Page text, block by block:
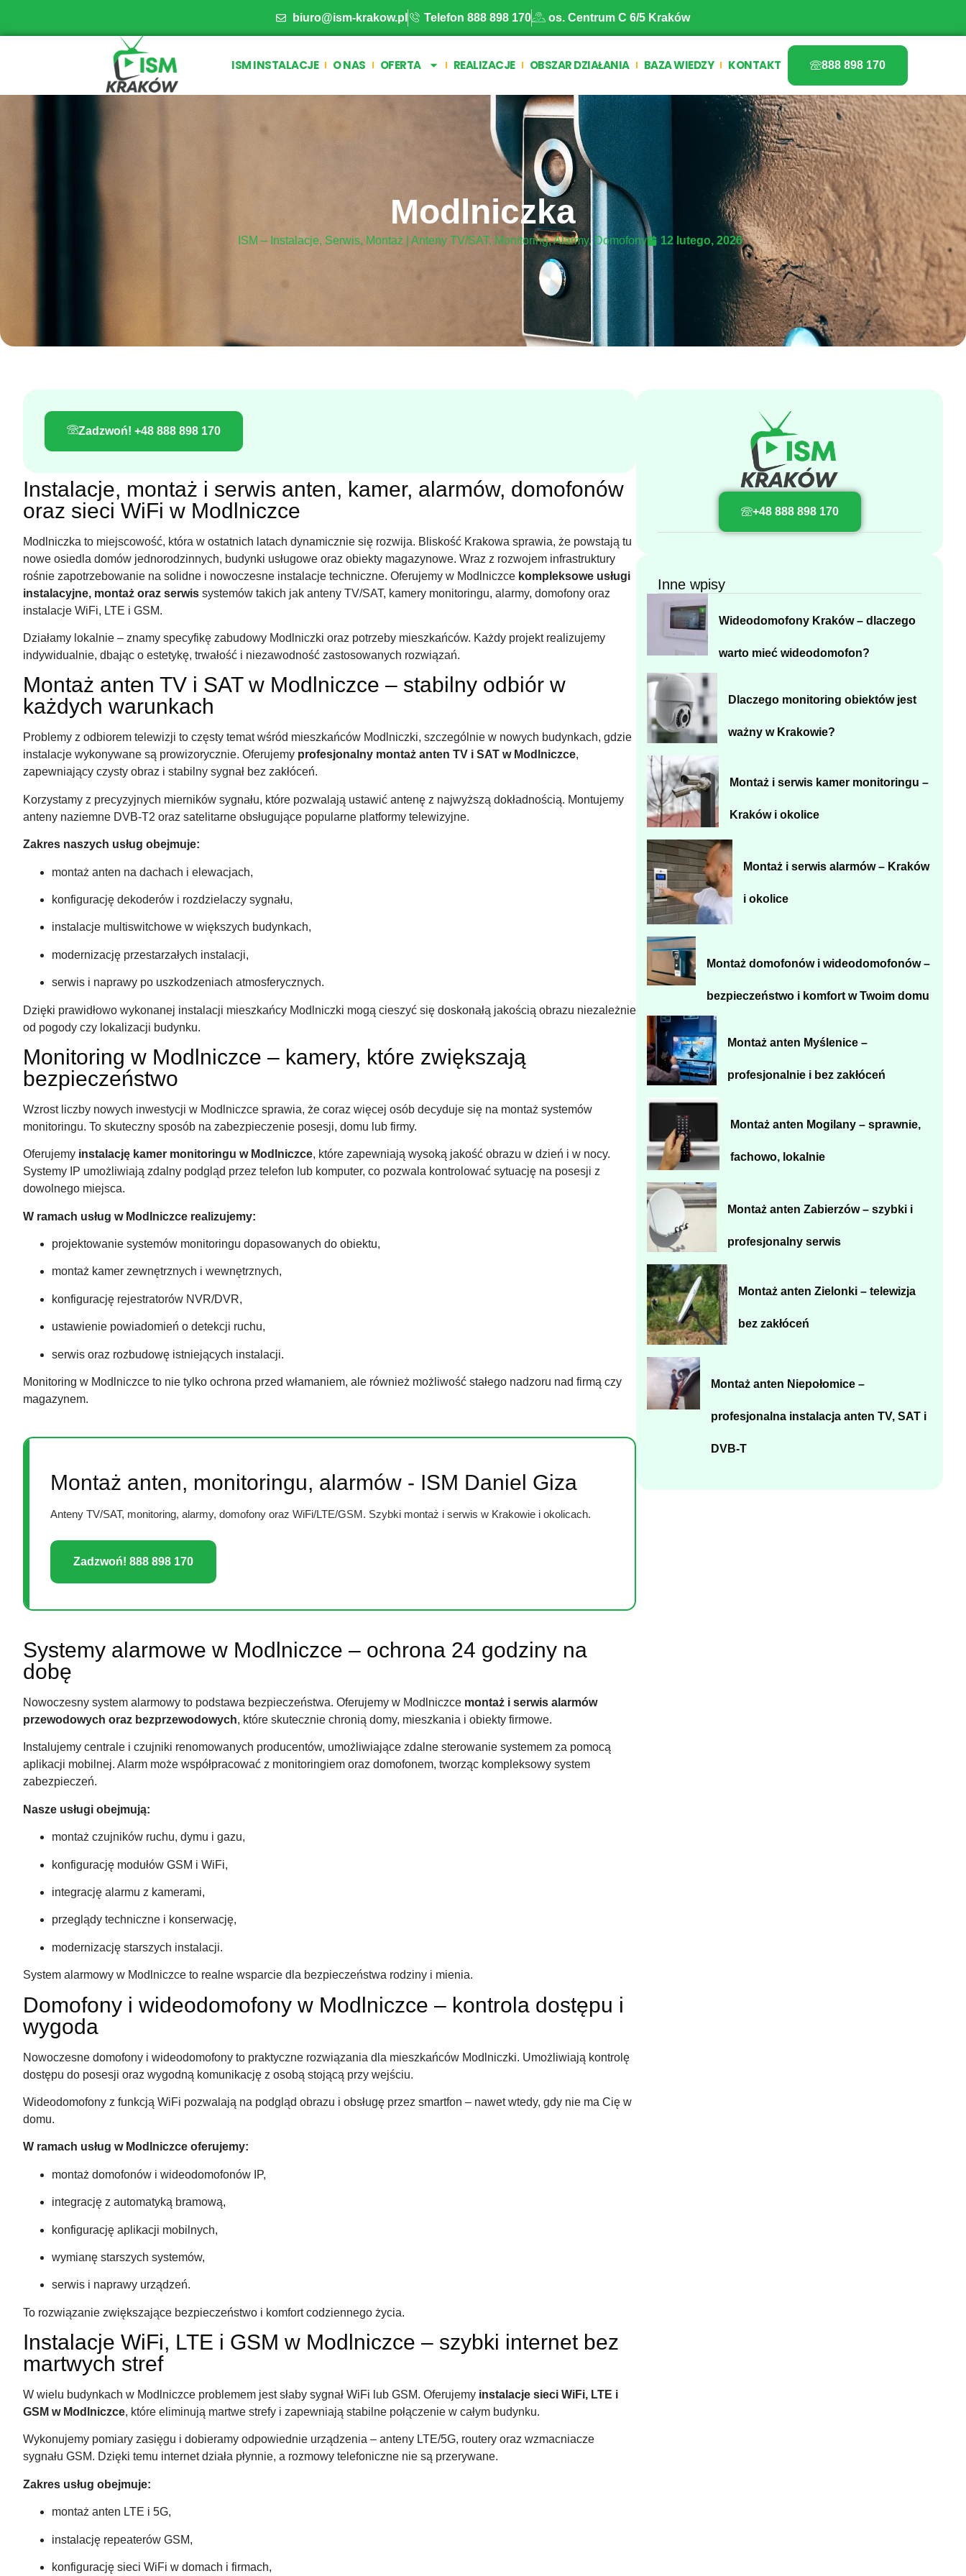
biuro@ism-krakow.pl Telefon 888 898 170 os. Centrum C 6/5 Kraków
ISM INSTALACJE O NAS OFERTA REALIZACJE OBSZAR DZIAŁANIA BAZA WIEDZY KONTAKT 888 898 170
Modlniczka
ISM – Instalacje, Serwis, Montaż | Anteny TV/SAT, Monitoring, Alarmy, Domofony 12 lutego, 2026
Zadzwoń! +48 888 898 170
Instalacje, montaż i serwis anten, kamer, alarmów, domofonów
oraz sieci WiFi w Modlniczce
Modlniczka to miejscowość, która w ostatnich latach dynamicznie się rozwija. Bliskość Krakowa sprawia, że powstają tu
nowe osiedla domów jednorodzinnych, budynki usługowe oraz obiekty magazynowe. Wraz z rozwojem infrastruktury
rośnie zapotrzebowanie na solidne i nowoczesne instalacje techniczne. Oferujemy w Modlniczce kompleksowe usługi
instalacyjne, montaż oraz serwis systemów takich jak anteny TV/SAT, kamery monitoringu, alarmy, domofony oraz
instalacje WiFi, LTE i GSM.
Działamy lokalnie – znamy specyfikę zabudowy Modlniczki oraz potrzeby mieszkańców. Każdy projekt realizujemy
indywidualnie, dbając o estetykę, trwałość i niezawodność zastosowanych rozwiązań.
Montaż anten TV i SAT w Modlniczce – stabilny odbiór w
każdych warunkach
Problemy z odbiorem telewizji to częsty temat wśród mieszkańców Modlniczki, szczególnie w nowych budynkach, gdzie
instalacje wykonywane są prowizorycznie. Oferujemy profesjonalny montaż anten TV i SAT w Modlniczce,
zapewniający czysty obraz i stabilny sygnał bez zakłóceń.
Korzystamy z precyzyjnych mierników sygnału, które pozwalają ustawić antenę z najwyższą dokładnością. Montujemy
anteny naziemne DVB-T2 oraz satelitarne obsługujące popularne platformy telewizyjne.
Zakres naszych usług obejmuje:
montaż anten na dachach i elewacjach,
konfigurację dekoderów i rozdzielaczy sygnału,
instalacje multiswitchowe w większych budynkach,
modernizację przestarzałych instalacji,
serwis i naprawy po uszkodzeniach atmosferycznych.
Dzięki prawidłowo wykonanej instalacji mieszkańcy Modlniczki mogą cieszyć się doskonałą jakością obrazu niezależnie
od pogody czy lokalizacji budynku.
Monitoring w Modlniczce – kamery, które zwiększają
bezpieczeństwo
Wzrost liczby nowych inwestycji w Modlniczce sprawia, że coraz więcej osób decyduje się na montaż systemów
monitoringu. To skuteczny sposób na zabezpieczenie posesji, domu lub firmy.
Oferujemy instalację kamer monitoringu w Modlniczce, które zapewniają wysoką jakość obrazu w dzień i w nocy.
Systemy IP umożliwiają zdalny podgląd przez telefon lub komputer, co pozwala kontrolować sytuację na posesji z
dowolnego miejsca.
W ramach usług w Modlniczce realizujemy:
projektowanie systemów monitoringu dopasowanych do obiektu,
montaż kamer zewnętrznych i wewnętrznych,
konfigurację rejestratorów NVR/DVR,
ustawienie powiadomień o detekcji ruchu,
serwis oraz rozbudowę istniejących instalacji.
Monitoring w Modlniczce to nie tylko ochrona przed włamaniem, ale również możliwość stałego nadzoru nad firmą czy
magazynem.
Montaż anten, monitoringu, alarmów - ISM Daniel Giza
Anteny TV/SAT, monitoring, alarmy, domofony oraz WiFi/LTE/GSM. Szybki montaż i serwis w Krakowie i okolicach.
Zadzwoń! 888 898 170
Systemy alarmowe w Modlniczce – ochrona 24 godziny na
dobę
Nowoczesny system alarmowy to podstawa bezpieczeństwa. Oferujemy w Modlniczce montaż i serwis alarmów
przewodowych oraz bezprzewodowych, które skutecznie chronią domy, mieszkania i obiekty firmowe.
Instalujemy centrale i czujniki renomowanych producentów, umożliwiające zdalne sterowanie systemem za pomocą
aplikacji mobilnej. Alarm może współpracować z monitoringiem oraz domofonem, tworząc kompleksowy system
zabezpieczeń.
Nasze usługi obejmują:
montaż czujników ruchu, dymu i gazu,
konfigurację modułów GSM i WiFi,
integrację alarmu z kamerami,
przeglądy techniczne i konserwację,
modernizację starszych instalacji.
System alarmowy w Modlniczce to realne wsparcie dla bezpieczeństwa rodziny i mienia.
Domofony i wideodomofony w Modlniczce – kontrola dostępu i
wygoda
Nowoczesne domofony i wideodomofony to praktyczne rozwiązania dla mieszkańców Modlniczki. Umożliwiają kontrolę
dostępu do posesji oraz wygodną komunikację z osobą stojącą przy wejściu.
Wideodomofony z funkcją WiFi pozwalają na podgląd obrazu i obsługę przez smartfon – nawet wtedy, gdy nie ma Cię w
domu.
W ramach usług w Modlniczce oferujemy:
montaż domofonów i wideodomofonów IP,
integrację z automatyką bramową,
konfigurację aplikacji mobilnych,
wymianę starszych systemów,
serwis i naprawy urządzeń.
To rozwiązanie zwiększające bezpieczeństwo i komfort codziennego życia.
Instalacje WiFi, LTE i GSM w Modlniczce – szybki internet bez
martwych stref
W wielu budynkach w Modlniczce problemem jest słaby sygnał WiFi lub GSM. Oferujemy instalacje sieci WiFi, LTE i
GSM w Modlniczce, które eliminują martwe strefy i zapewniają stabilne połączenie w całym budynku.
Wykonujemy pomiary zasięgu i dobieramy odpowiednie urządzenia – anteny LTE/5G, routery oraz wzmacniacze
sygnału GSM. Dzięki temu internet działa płynnie, a rozmowy telefoniczne nie są przerywane.
Zakres usług obejmuje:
montaż anten LTE i 5G,
instalację repeaterów GSM,
konfigurację sieci WiFi w domach i firmach,
+48 888 898 170
Inne wpisy
Wideodomofony Kraków – dlaczego
warto mieć wideodomofon?
Dlaczego monitoring obiektów jest
ważny w Krakowie?
Montaż i serwis kamer monitoringu –
Kraków i okolice
Montaż i serwis alarmów – Kraków
i okolice
Montaż domofonów i wideodomofonów –
bezpieczeństwo i komfort w Twoim domu
Montaż anten Myślenice –
profesjonalnie i bez zakłóceń
Montaż anten Mogilany – sprawnie,
fachowo, lokalnie
Montaż anten Zabierzów – szybki i
profesjonalny serwis
Montaż anten Zielonki – telewizja
bez zakłóceń
Montaż anten Niepołomice –
profesjonalna instalacja anten TV, SAT i
DVB-T